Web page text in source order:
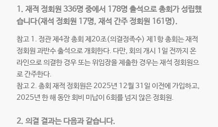
1. 재적 정회원 336명 중에서 178명 출석으로 총회가 성립했
습니다(재석 정회원 17명, 재석 간주 정회원 161명).
참고 1. 정관 제4장 총회 제20조(의결정족수) 제1항 총회는 재적
정회원 과반수 출석으로 개회한다. 다만, 회의 개시 1일 전까지 온
라인으로 의결한 경우 또는 위임장을 제출한 경우는 재석 정회원으
로 간주한다.
참고 2. 총회 재적 정회원은 2025년 12월 31일 이전에 가입하고,
2025년 한 해 동안 회비 미납이 6회를 넘지 않은 정회원.
2. 의결 결과는 다음과 같습니다.